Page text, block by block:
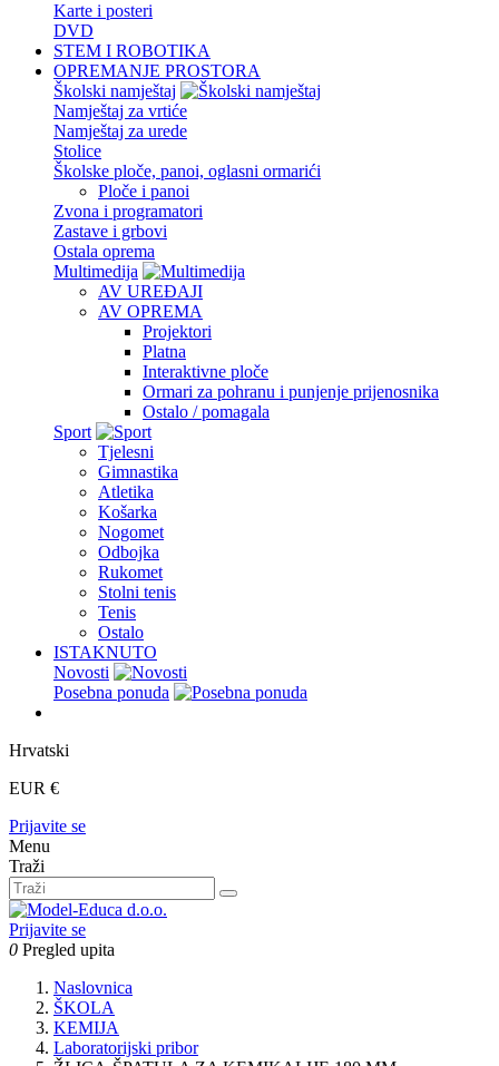
Karte i posteri
DVD
STEM I ROBOTIKA
OPREMANJE PROSTORA
Školski namještaj
Namještaj za vrtiće
Namještaj za urede
Stolice
Školske ploče, panoi, oglasni ormarići
Ploče i panoi
Zvona i programatori
Zastave i grbovi
Ostala oprema
Multimedija
AV UREĐAJI
AV OPREMA
Projektori
Platna
Interaktivne ploče
Ormari za pohranu i punjenje prijenosnika
Ostalo / pomagala
Sport
Tjelesni
Gimnastika
Atletika
Košarka
Nogomet
Odbojka
Rukomet
Stolni tenis
Tenis
Ostalo
ISTAKNUTO
Novosti
Posebna ponuda
Hrvatski
EUR €
Prijavite se
Menu
Traži
Prijavite se
0 Pregled upita
Naslovnica
ŠKOLA
KEMIJA
Laboratorijski pribor